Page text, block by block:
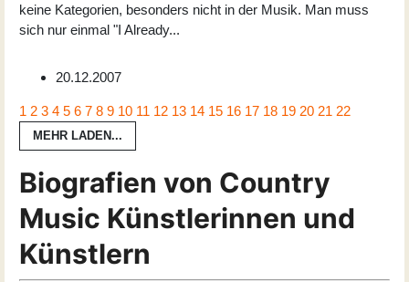
keine Kategorien, besonders nicht in der Musik. Man muss
sich nur einmal "I Already...
20.12.2007
1 2 3 4 5 6 7 8 9 10 11 12 13 14 15 16 17 18 19 20 21 22
MEHR LADEN...
Biografien von Country
Music Künstlerinnen und
Künstlern